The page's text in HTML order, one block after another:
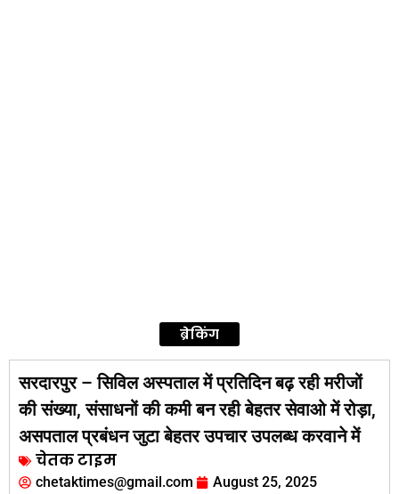
ब्रेकिंग
सरदारपुर – सिविल अस्पताल में प्रतिदिन बढ़ रही मरीजों
की संख्या, संसाधनों की कमी बन रही बेहतर सेवाओ में रोड़ा,
असपताल प्रबंधन जुटा बेहतर उपचार उपलब्ध करवाने में
चेतक टाइम
chetaktimes@gmail.com
August 25, 2025